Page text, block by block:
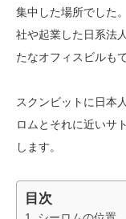
集中した場所でした
社や起業した日系法
たなオフィスビルも
スクンビットに日本
ロムとそれに近いサ
します。
目次